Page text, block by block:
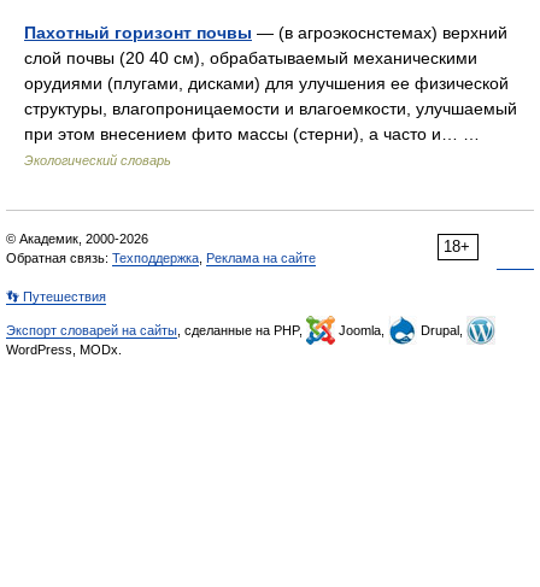
Пахотный горизонт почвы — (в агроэкоснстемах) верхний
слой почвы (20 40 см), обрабатываемый механическими
орудиями (плугами, дисками) для улучшения ее физической
структуры, влагопроницаемости и влагоемкости, улучшаемый
при этом внесением фито массы (стерни), а часто и… …
Экологический словарь
18+
© Академик, 2000-2026
Обратная связь: Техподдержка Реклама на сайте
👣 Путешествия
Экспорт словарей на сайты , сделанные на PHP, Joomla,
Drupal,
WordPress, MODx.